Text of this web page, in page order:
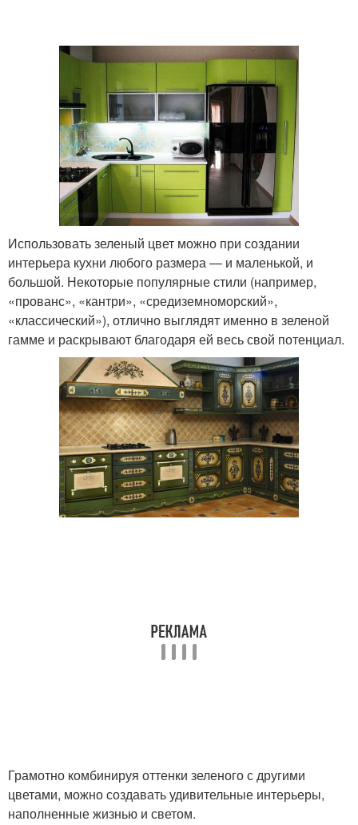
Использовать зеленый цвет можно при создании
интерьера кухни любого размера — и маленькой, и
большой. Некоторые популярные стили (например,
«прованс», «кантри», «средиземноморский»,
«классический»), отлично выглядят именно в зеленой
гамме и раскрывают благодаря ей весь свой потенциал.
Грамотно комбинируя оттенки зеленого с другими
цветами, можно создавать удивительные интерьеры,
наполненные жизнью и светом.